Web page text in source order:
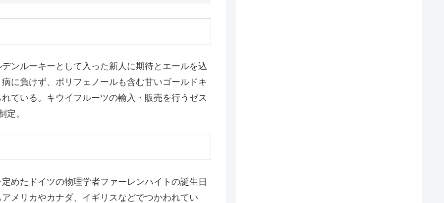
ンルーキーとして入った新人に期待とエールを込
に負けず、ポリフェノールも含む甘いゴールドキ
ている。キウイフルーツの輸入・販売を行うゼス
定。
めたドイツの物理学者ファーレンハイトの誕生日
メリカやカナダ、イギリスなどでつかわれてい